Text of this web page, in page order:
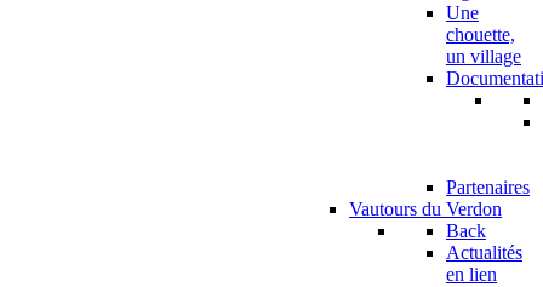
Une
chouette,
un village
Partenaires
Vautours du Verdon
Back
Actualités
en lien